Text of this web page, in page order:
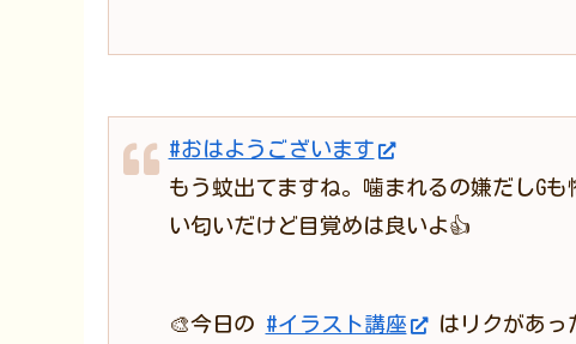
#おはようございます
もう蚊出てますね。噛まれるの嫌だしG
い匂いだけど目覚めは良いよ👍
🎨今日の #イラスト講座 はリクがあっ